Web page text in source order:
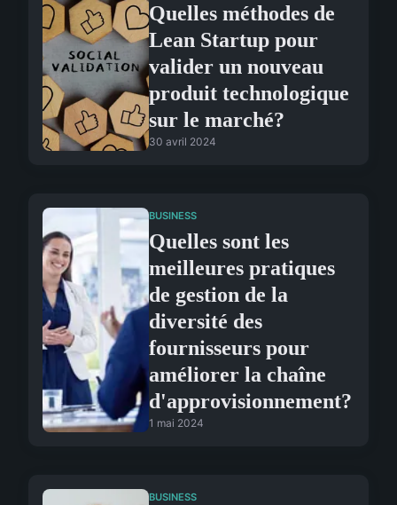
Quelles méthodes de
Lean Startup pour
valider un nouveau
produit technologique
sur le marché?
30 avril 2024
BUSINESS
Quelles sont les
meilleures pratiques
de gestion de la
diversité des
fournisseurs pour
améliorer la chaîne
d'approvisionnement?
1 mai 2024
BUSINESS